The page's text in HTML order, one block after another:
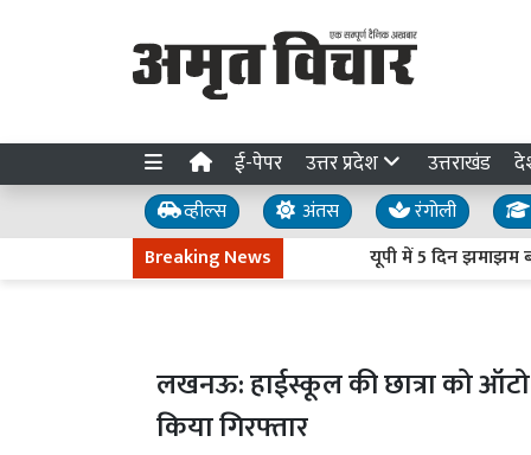
ई-पेपर उत्तर प्रदेश उत्तराखंड
व्हील्स अंतस रंगोली
Breaking News
यूपी में 5 दिन झमाझम
लखनऊ: हाईस्कूल की छात्रा को
किया गिरफ्तार